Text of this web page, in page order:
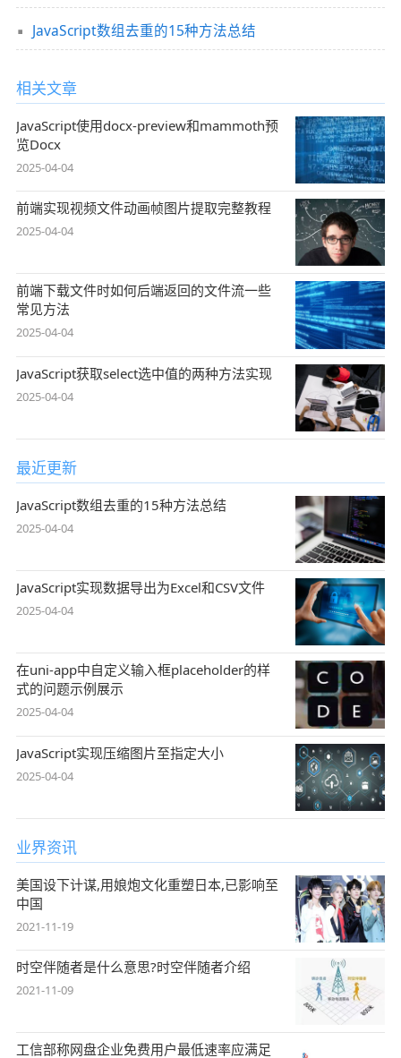
JavaScript数组去重的15种方法总结
相关文章
JavaScript使用docx-preview和mammoth预
览Docx
2025-04-04
前端实现视频文件动画帧图片提取完整教程
2025-04-04
前端下载文件时如何后端返回的文件流一些
常见方法
2025-04-04
JavaScript获取select选中值的两种方法实现
2025-04-04
最近更新
JavaScript数组去重的15种方法总结
2025-04-04
JavaScript实现数据导出为Excel和CSV文件
2025-04-04
在uni-app中自定义输入框placeholder的样
式的问题示例展示
2025-04-04
JavaScript实现压缩图片至指定大小
2025-04-04
业界资讯
美国设下计谋,用娘炮文化重塑日本,已影响至
中国
2021-11-19
时空伴随者是什么意思?时空伴随者介绍
2021-11-09
工信部称网盘企业免费用户最低速率应满足